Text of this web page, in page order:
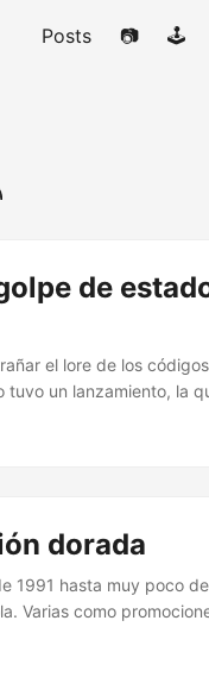
Posts 📷 🕹️
de
el lore de los
un lanzamiento, la
que, además de
dorada
1991 hasta muy poco
Varias como
que estáis viendo